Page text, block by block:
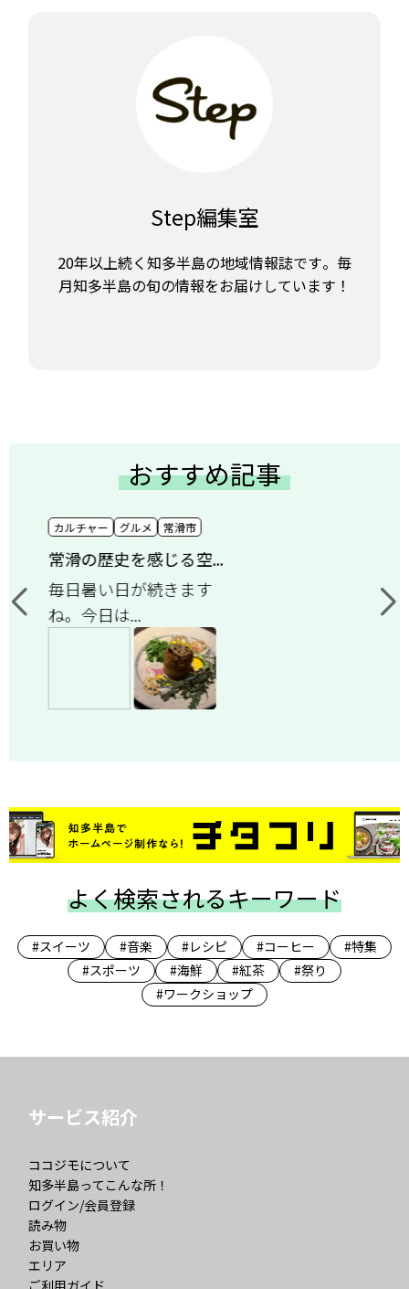
Step編集室
20年以上続く知多半島の地域情報誌です。毎
月知多半島の旬の情報をお届けしています！
おすすめ記事
常滑の歴史を感じる空...
毎日暑い日が続きます
ね。今日は...
カルチャー グルメ 常滑市
よく検索されるキーワード
#スイーツ #音楽 #レシピ #コーヒー
#特集
#スポーツ
#海鮮 #紅茶
#祭り
#ワークショップ
サービス紹介
ココジモについて
知多半島ってこんな所！
ログイン/会員登録
読み物
お買い物
エリア